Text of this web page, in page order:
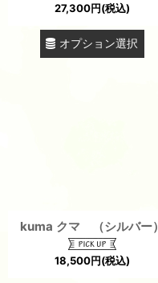
27,300円(税込)
オプション選択
kuma クマ （シルバー）
18,500円(税込)